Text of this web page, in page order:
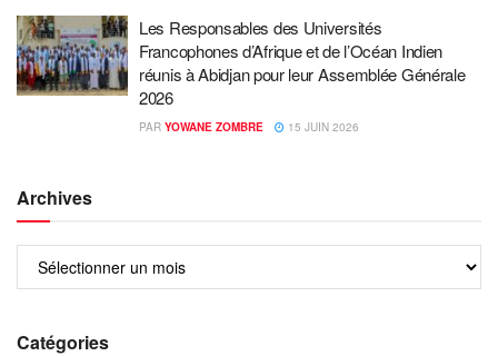
Les Responsables des Universités
Francophones d’Afrique et de l’Océan Indien
réunis à Abidjan pour leur Assemblée Générale
2026
PAR YOWANE ZOMBRE 15 JUIN 2026
Archives
Catégories